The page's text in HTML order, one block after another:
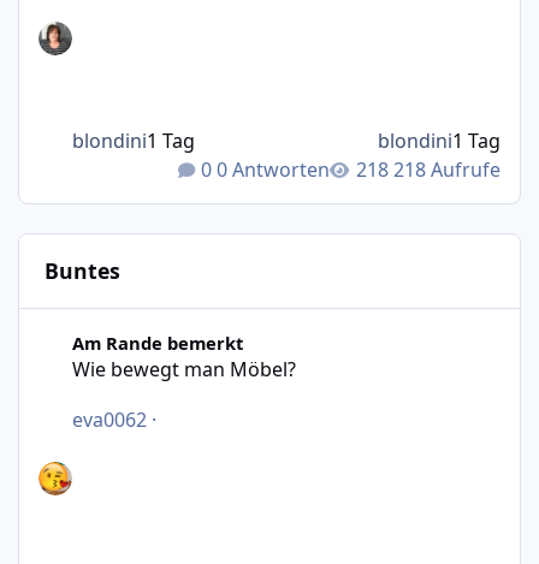
0 Antworten 218 Aufrufe
blondini1 Tag blondini1 Tag
Buntes
Am Rande bemerkt
Wie bewegt man Möbel?
eva0062 ·